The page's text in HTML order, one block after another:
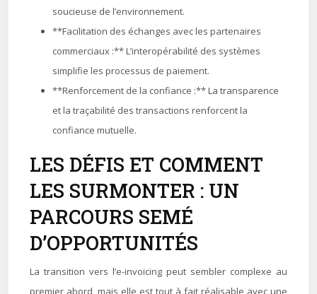
soucieuse de l’environnement.
**Facilitation des échanges avec les partenaires
commerciaux :** L’interopérabilité des systèmes
simplifie les processus de paiement.
**Renforcement de la confiance :** La transparence
et la traçabilité des transactions renforcent la
confiance mutuelle.
LES DÉFIS ET COMMENT
LES SURMONTER : UN
PARCOURS SEMÉ
D’OPPORTUNITÉS
La transition vers l’e-invoicing peut sembler complexe au
premier abord, mais elle est tout à fait réalisable avec une